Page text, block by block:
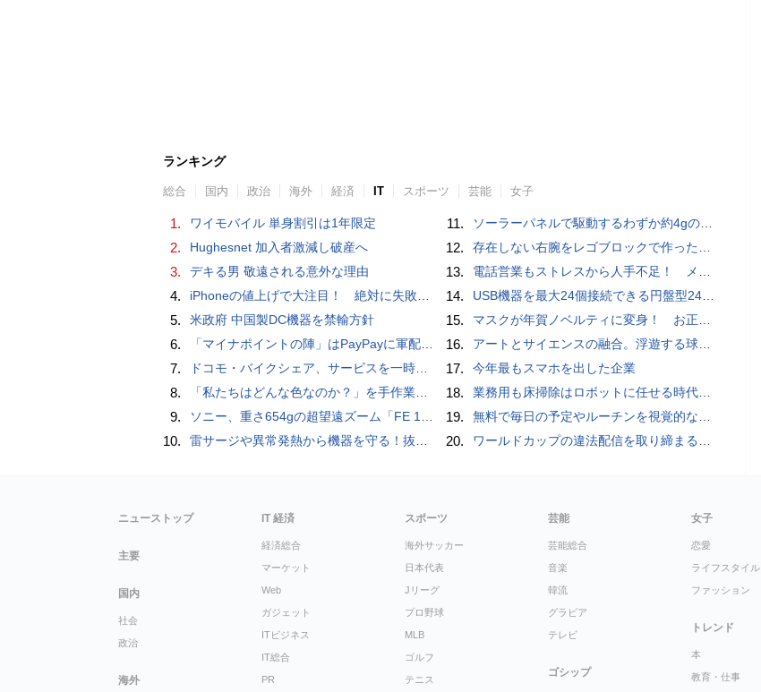
ランキング
総合 国内 政治 海外 経済 IT スポーツ 芸能 女子
1. ワイモバイル 単身割引は1年限定
2. Hughesnet 加入者激減し破産へ
3. デキる男 敬遠される意外な理由
4. iPhoneの値上げで大注目！ 絶対に失敗しない「中古スマホ」の売り方＆買い方
5. 米政府 中国製DC機器を禁輸方針
6. 「マイナポイントの陣」はPayPayに軍配！ 燻製できちゃう鍋、グラスドームクッカー
7. ドコモ・バイクシェア、サービスを一時停止 不具合の復旧が見通せないため
8. 「私たちはどんな色なのか？」を手作業でデータ分析して人間の肌の色を表現する新しい色空間を構築した「Inclusive Color Space」
9. ソニー、重さ654gの超望遠ズーム「FE 100-400mm F5.6-8 OSS」 実売14万円前後
10. 雷サージや異常発熱から機器を守る！抜け止め仕様の3P-2P変換アダプタ
11. ソーラーパネルで駆動するわずか約4gの超軽量ドローン「CoulombFly」
12. 存在しない右腕をレゴブロックで作った少年ビルダーが登場
13. 電話営業もストレスから人手不足！ メンタルに心配ない会話AI 「Sakura TALK」が営業電話をかける時代がくる
14. USB機器を最大24個接続できる円盤型24ポートUSBハブが登場
15. マスクが年賀ノベルティに変身！ お正月特別パッケージの注文受付開始
16. アートとサイエンスの融合。浮遊する球体インテリア「Buda Ball(ブダボール)」
17. 今年最もスマホを出した企業
18. 業務用も床掃除はロボットに任せる時代が本格到来 ビルメンヒューマンフェア ＆ クリーンEXPO 2018
19. 無料で毎日の予定やルーチンを視覚的なブロック配置で把握しNextCloud・WebDAV・Obsidianなどで同期＆AI連携・歩数記録・専用Androidアプリ・StreamDeckの双方向完全連携も可能な「dayGLANCE」、アカウント登録不要でセルフホストも可能
20. ワールドカップの違法配信を取り締まる「オペレーション・オフサイド」は成功を収めたがドメイン押収の限界を浮き彫りにしたと映画協会が指摘
ニューストップ
主要
国内
社会
政治
海外
IT 経済
経済総合
マーケット
Web
ガジェット
ITビジネス
IT総合
PR
スポーツ
海外サッカー
日本代表
Jリーグ
プロ野球
MLB
ゴルフ
テニス
芸能
芸能総合
音楽
韓流
グラビア
テレビ
ゴシップ
女子
恋愛
ライフスタイル
ファッション
トレンド
本
教育・仕事